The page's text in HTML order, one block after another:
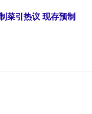
菜引热议 现存预制